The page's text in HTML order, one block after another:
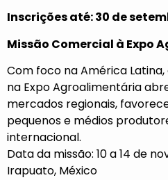
Inscrições até: 30 de
Missão Comercial à Expo
Com foco na América
na Expo Agroalimentária
mercados regionais,
pequenos e médios
internacional.
Data da missão: 10 a 14 de
Irapuato, México